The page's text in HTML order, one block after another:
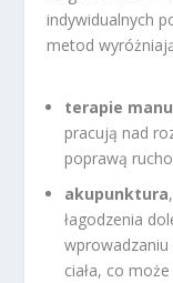
indywidualnych
metod
terapie
pracują nad
poprawą
akupunktura
łagodzenia
wprowadzaniu
ciała, co